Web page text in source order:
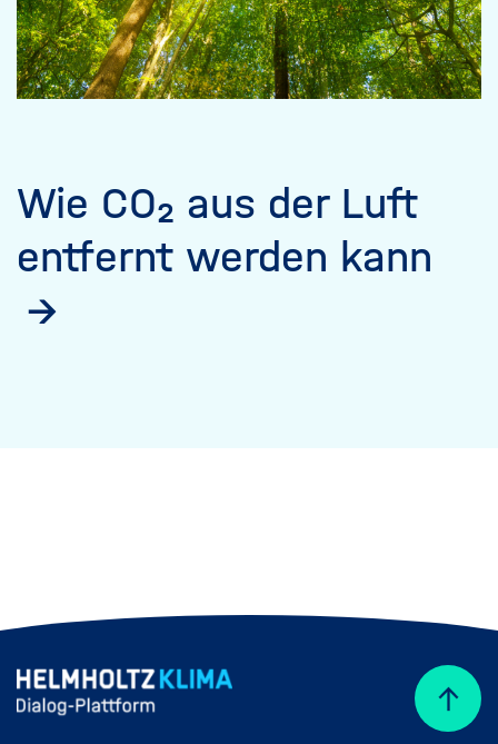
Wie CO₂ aus der Luft
entfernt werden kann